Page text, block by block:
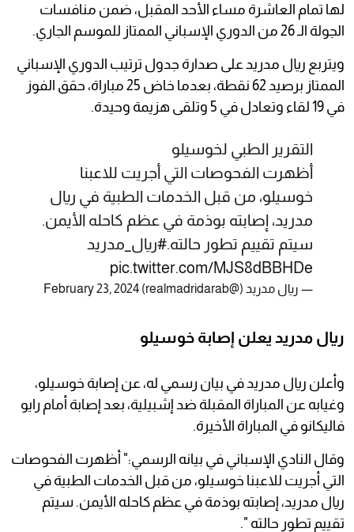
لها تمام العاشرة مساء الأحد المقبل، ضمن منافسات
الجولة الـ 26 من الدوري الإسباني الممتاز للموسم الجاري.
ويتربع ريال مدريد على صدارة جدول ترتيب الدوري الإسباني
الممتاز برصيد 62 نقطة، بعدما خاض 25 مباراة، حقق الفوز
في 19 لقاء وتعادل في 5 وتلقى هزيمة وحيدة.
التقرير الطبي لخوسيلو
أظهرت الفحوصات التي أجريت للاعبنا
خوسيلو، من قبل الخدمات الطبية في ريال
مدريد، إصابته بوذمة في عظم كاحله الأيمن.
سيتم تقييم تطور حالته.#ريال_مدريد
pic.twitter.com/MJS8dBBHDe
— ريال مدريد (@realmadridarab) February 23, 2024
ريال مدريد يعلن إصابة خوسيلو
وأعلن ريال مدريد في بيان رسمي له، عن إصابة خوسيلو،
وغيابه عن المباراة المقبلة ضد إشبيلية، بعد إصابة أمام رايو
فاليكانو في المباراة الأخيرة.
وقال النادي الإسباني في بيانه الرسمي:" أظهرت الفحوصات
التي أجريت للاعبنا خوسيلو، من قبل الخدمات الطبية في
ريال مدريد، إصابته بوذمة في عظم كاحله الأيمن. سيتم
تقييم تطور حالته ".